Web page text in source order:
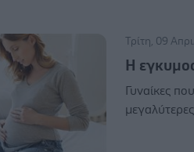
Τρίτη, 09
Η
Γυναίκες